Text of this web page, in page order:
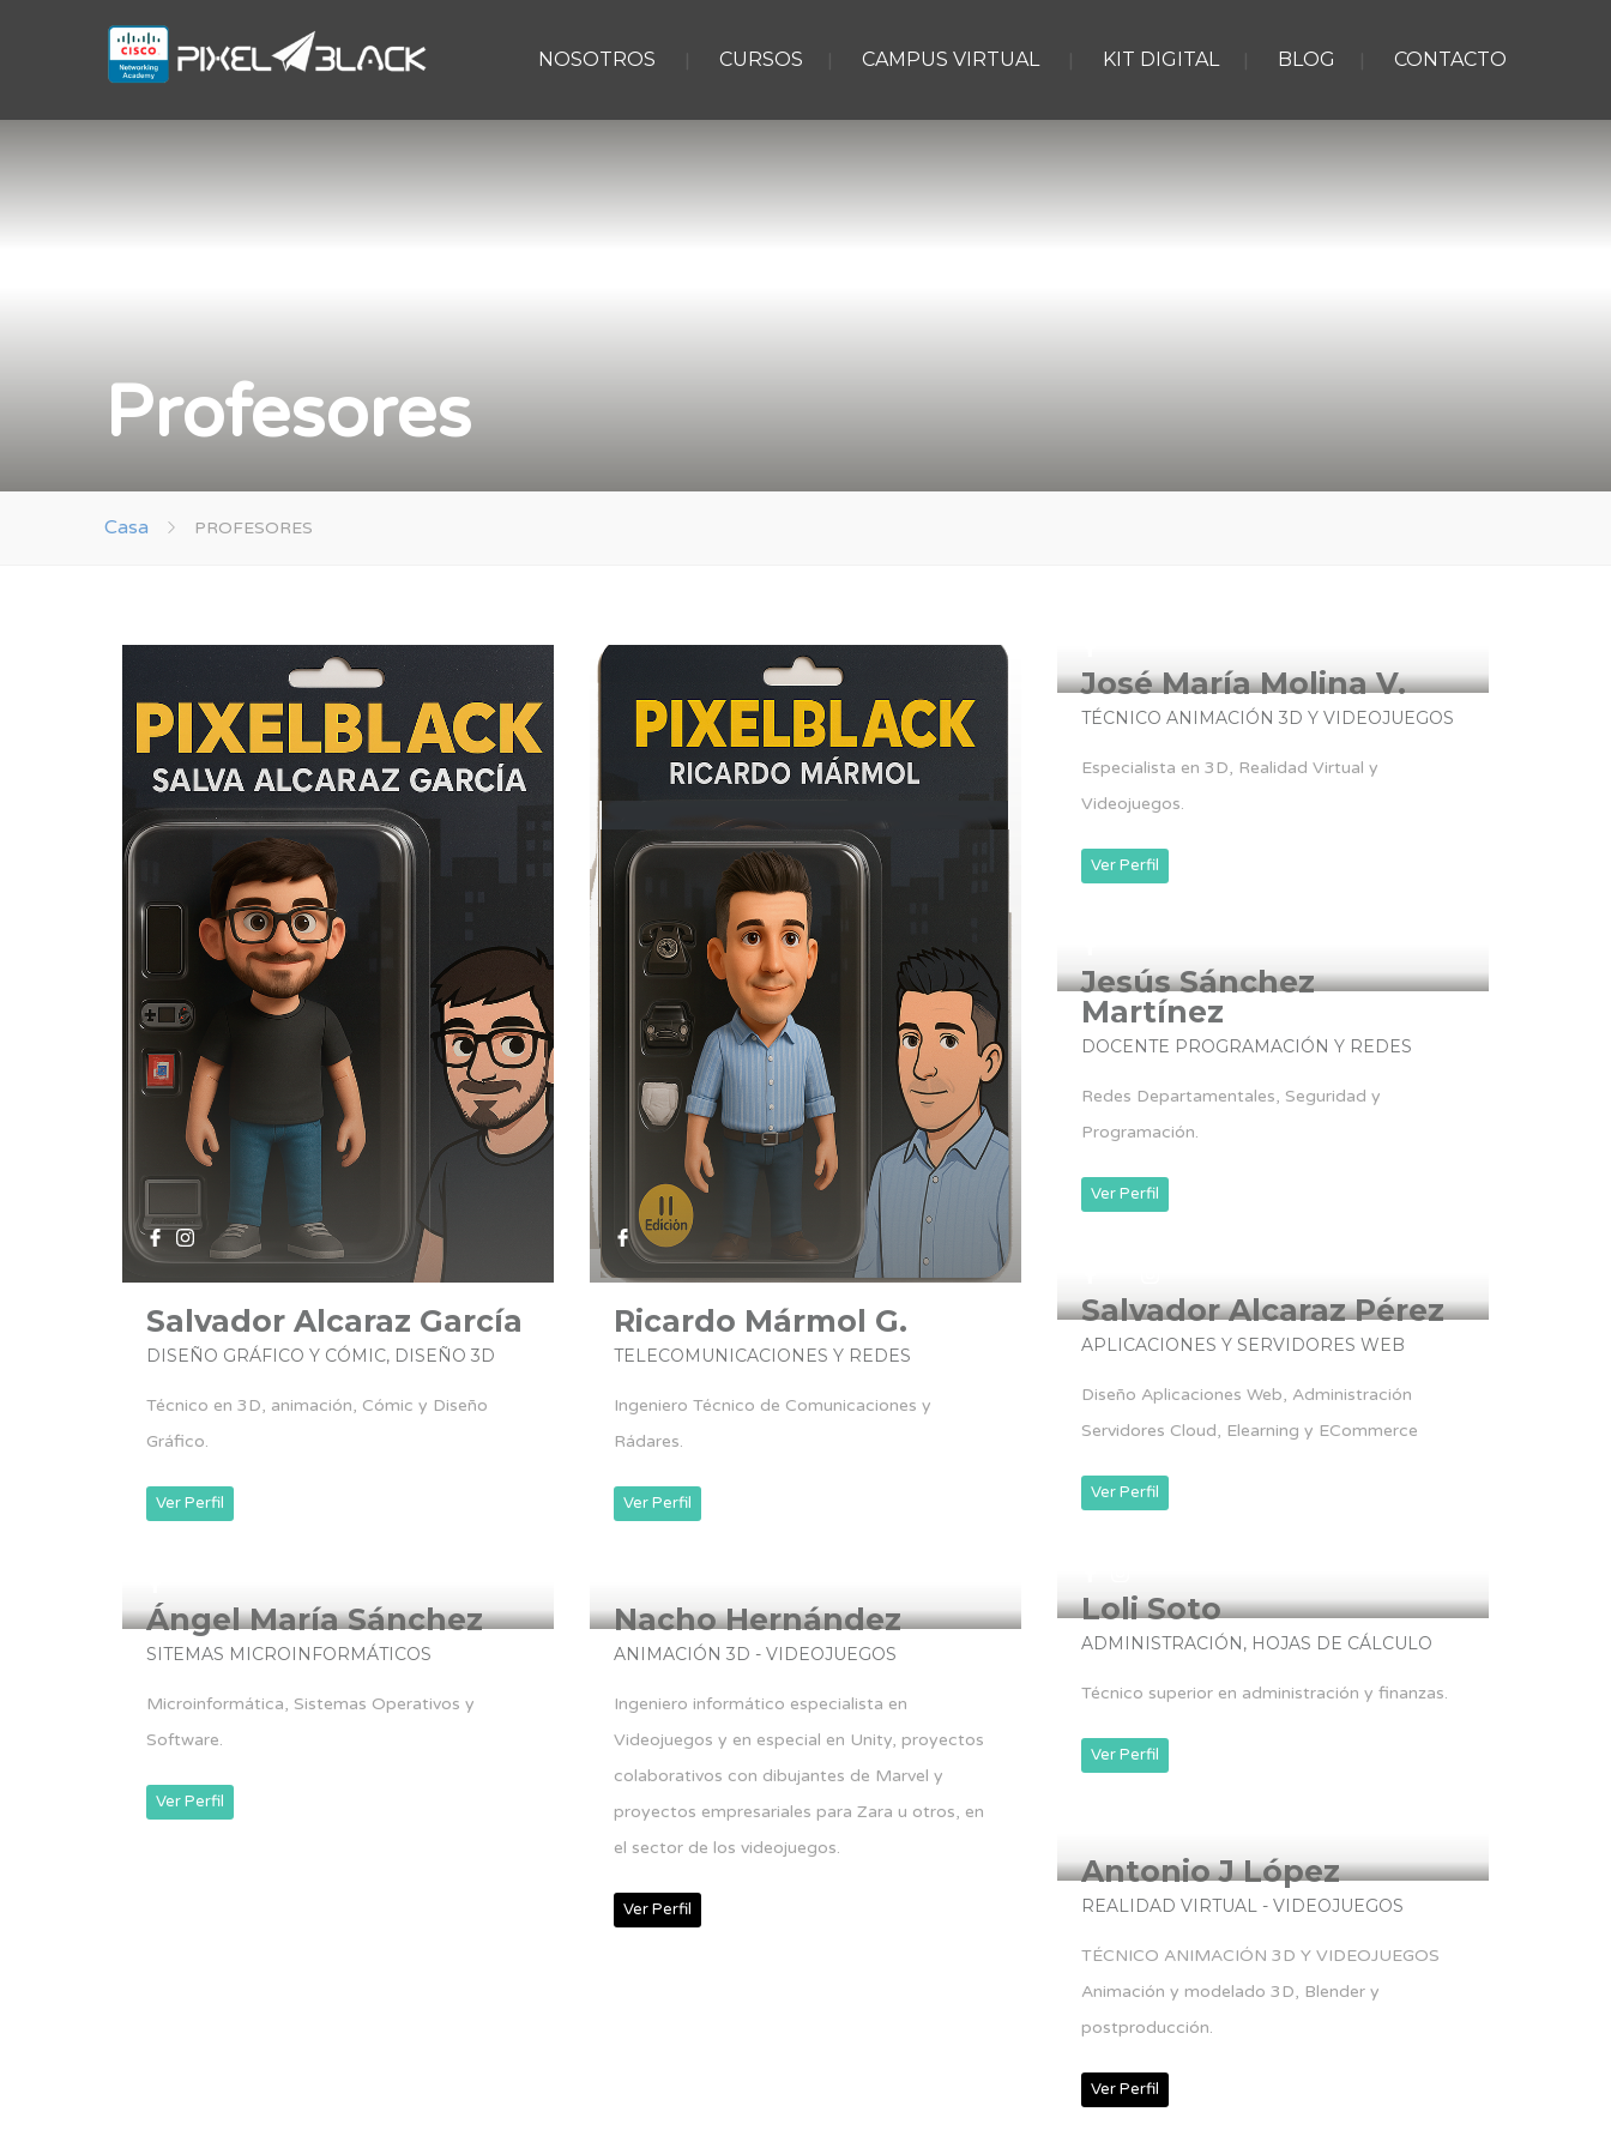
NOSOTROS CURSOS CAMPUS VIRTUAL KIT DIGITAL BLOG CONTACTO
Profesores
Casa PROFESORES
Salvador Alcaraz García
DISEÑO GRÁFICO Y CÓMIC, DISEÑO 3D
Técnico en 3D, animación, Cómic y Diseño
Gráfico.
Ver Perfil
Ricardo Mármol G.
TELECOMUNICACIONES Y REDES
Ingeniero Técnico de Comunicaciones y
Rádares.
Ver Perfil
José María Molina V.
TÉCNICO ANIMACIÓN 3D Y VIDEOJUEGOS
Especialista en 3D, Realidad Virtual y
Videojuegos.
Ver Perfil
Jesús Sánchez
Martínez
DOCENTE PROGRAMACIÓN Y REDES
Redes Departamentales, Seguridad y
Programación.
Ver Perfil
Salvador Alcaraz Pérez
APLICACIONES Y SERVIDORES WEB
Diseño Aplicaciones Web, Administración
Servidores Cloud, Elearning y ECommerce
Ver Perfil
Loli Soto
ADMINISTRACIÓN, HOJAS DE CÁLCULO
Técnico superior en administración y finanzas.
Ver Perfil
Ángel María Sánchez
SITEMAS MICROINFORMÁTICOS
Microinformática, Sistemas Operativos y
Software.
Ver Perfil
Nacho Hernández
ANIMACIÓN 3D - VIDEOJUEGOS
Ingeniero informático especialista en
Videojuegos y en especial en Unity, proyectos
colaborativos con dibujantes de Marvel y
proyectos empresariales para Zara u otros, en
el sector de los videojuegos.
Ver Perfil
Antonio J López
REALIDAD VIRTUAL - VIDEOJUEGOS
TÉCNICO ANIMACIÓN 3D Y VIDEOJUEGOS
Animación y modelado 3D, Blender y
postproducción.
Ver Perfil